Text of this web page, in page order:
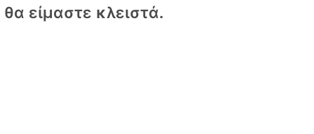
θα είμαστε κλειστά.